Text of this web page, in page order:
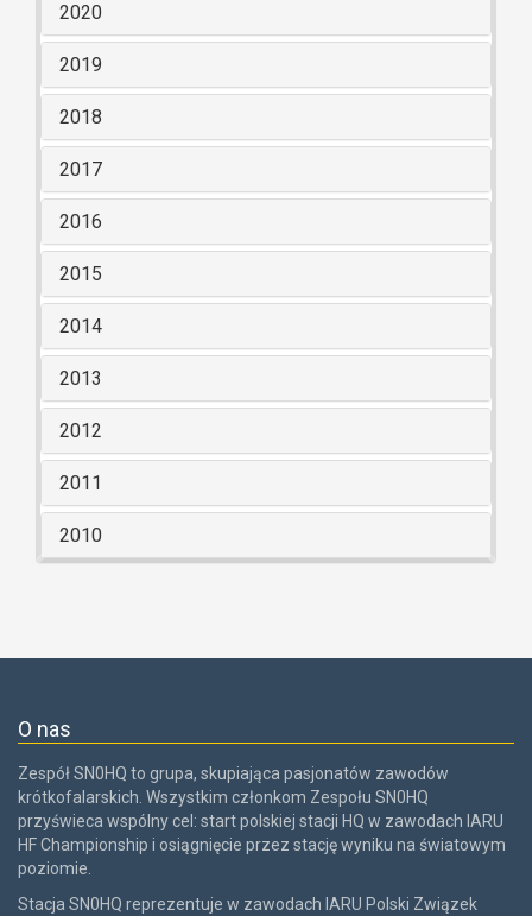
2020
2019
2018
2017
2016
2015
2014
2013
2012
2011
2010
O nas
Zespół SN0HQ to grupa, skupiająca pasjonatów zawodów
krótkofalarskich. Wszystkim członkom Zespołu SN0HQ
przyświeca wspólny cel: start polskiej stacji HQ w zawodach IARU
HF Championship i osiągnięcie przez stację wyniku na światowym
poziomie.
Stacja SN0HQ reprezentuje w zawodach IARU Polski Związek